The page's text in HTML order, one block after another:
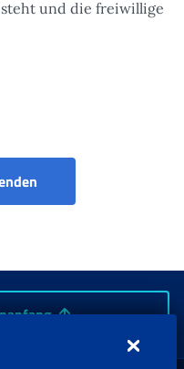
und die freiwillige